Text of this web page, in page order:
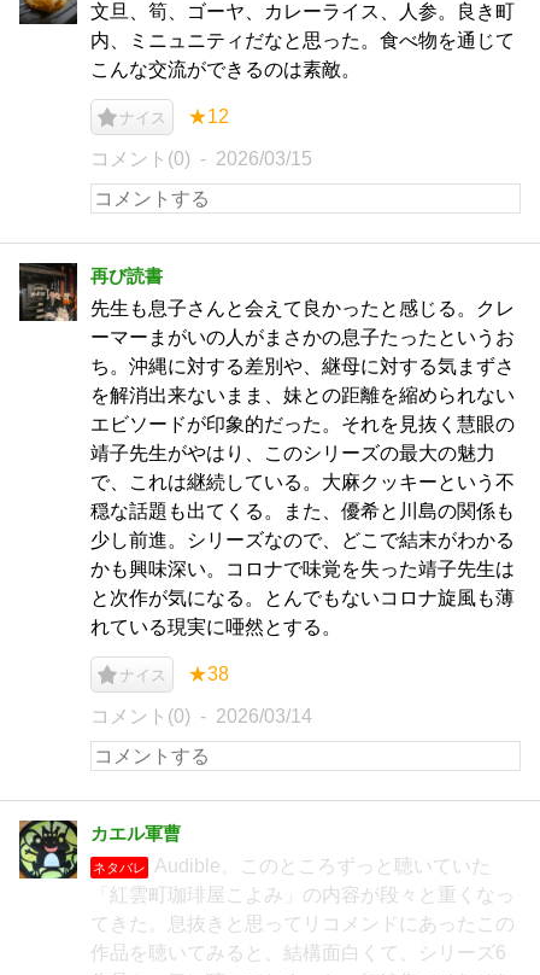
文旦、筍、ゴーヤ、カレーライス、人参。良き町
内、ミニュニティだなと思った。食べ物を通じて
こんな交流ができるのは素敵。
ナイス ★12
コメント(0) 2026/03/15
再び読書
先生も息子さんと会えて良かったと感じる。クレ
ーマーまがいの人がまさかの息子たったというお
ち。沖縄に対する差別や、継母に対する気まずさ
を解消出来ないまま、妹との距離を縮められない
エビソードが印象的だった。それを見抜く慧眼の
靖子先生がやはり、このシリーズの最大の魅力
で、これは継続している。大麻クッキーという不
穏な話題も出てくる。また、優希と川島の関係も
少し前進。シリーズなので、どこで結末がわかる
かも興味深い。コロナで味覚を失った靖子先生は
と次作が気になる。とんでもないコロナ旋風も薄
れている現実に唖然とする。
ナイス ★38
コメント(0) 2026/03/14
カエル軍曹
ネタバレ
Audible。このところずっと聴いていた
「紅雲町珈琲屋こよみ」の内容が段々と重くなっ
てきた。息抜きと思ってリコメンドにあったこの
作品を聴いてみると、結構面白くて、シリーズ6